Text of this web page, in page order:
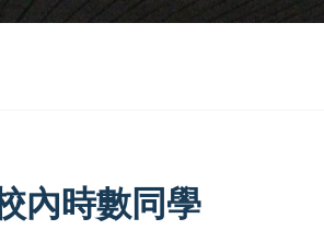
內時數同學